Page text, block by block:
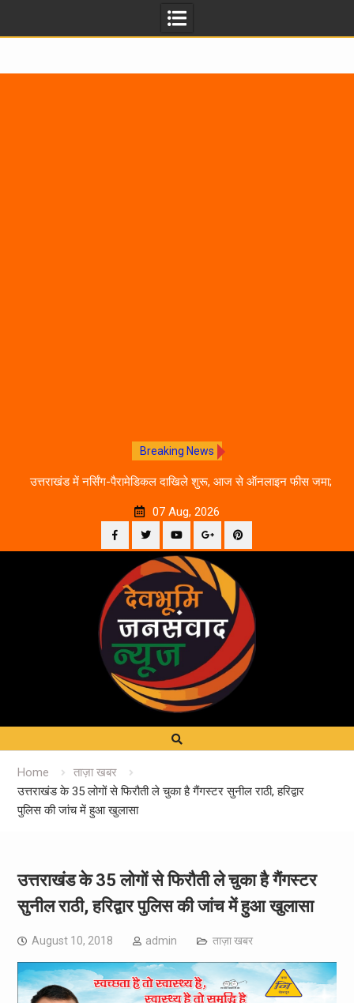
Breaking News
दाखिले शुरू, आज से ऑनलाइन फीस जमा;
रवि म्यूजिकल ग्रुप की रजत जयंती पर
07 Aug, 2026
Facebook
TwitterYouTubePlus
Google
Home
ताज़ा खबर
उत्तराखंड के 35 लोगों से फिरौती ले चुका है गैंगस्टर सुनील राठी, हरिद्वार
पुलिस की जांच में हुआ खुलासा
उत्तराखंड के 35 लोगों से फिरौती ले चुका है गैंगस्टर
सुनील राठी, हरिद्वार पुलिस की जांच में हुआ खुलासा
August 10, 2018 admin ताज़ा खबर